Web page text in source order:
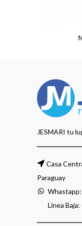
JESMARI tu
Casa
Paraguay
Whastapp:
Linea